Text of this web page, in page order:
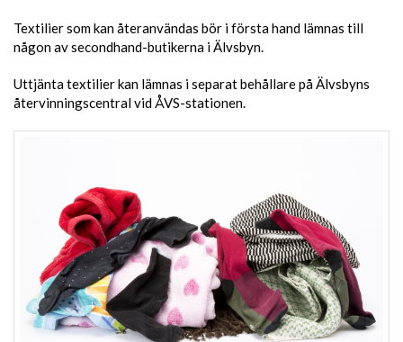
Textilier som kan återanvändas bör i första hand lämnas till
någon av secondhand-butikerna i Älvsbyn.
Uttjänta textilier kan lämnas i separat behållare på Älvsbyns
återvinningscentral vid ÅVS-stationen.